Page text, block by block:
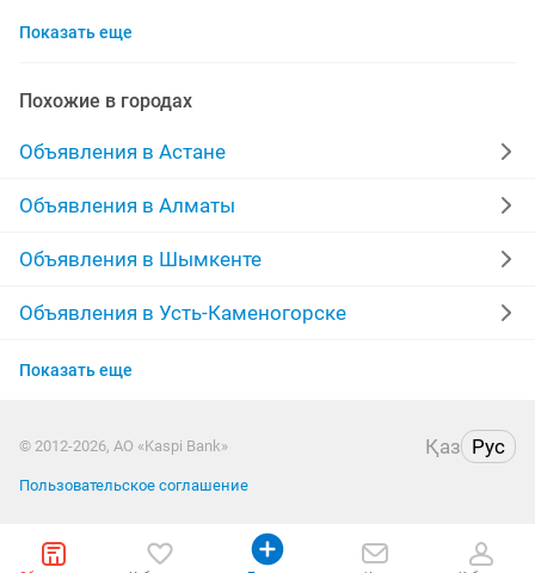
перевозки пассажирские
грузоперевозки газель грузчики
грузоперевозки фура
грузо перевозки грузоперевозки мебели
грузоперевозки снг грузоперевозки мусора
грузоперевозки 5 тонн
Показать еще
Похожие в городах
Объявления в Астане
Объявления в Алматы
Объявления в Шымкенте
Объявления в Усть-Каменогорске
Объявления в Актобе
Объявления в Семее
Показать еще
© 2012-2026, АО «Kaspi Bank» Қаз Рус
Пользовательское соглашение